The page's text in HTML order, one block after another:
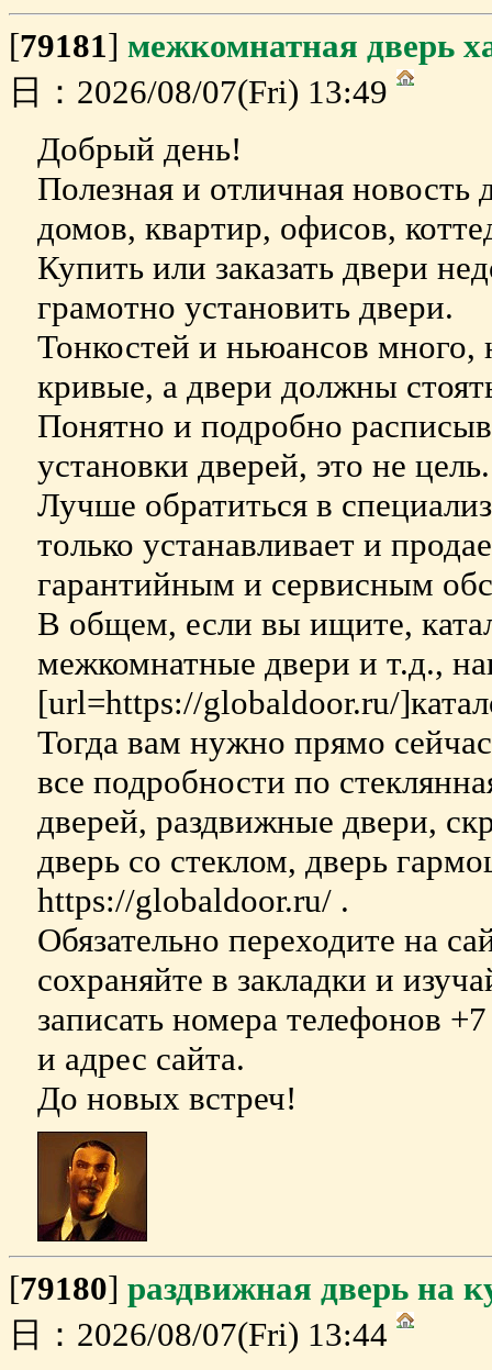
[79181] межкомнатная дверь
日：2026/08/07(Fri) 13:49
Добрый день!
Полезная и отличная новость
домов, квартир, офисов,
Купить или заказать двери
грамотно установить двери.
Тонкостей и ньюансов много,
кривые, а двери должны
Понятно и подробно
установки дверей, это не цель.
Лучше обратиться в
только устанавливает и
гарантийным и сервисным
В общем, если вы ищите,
межкомнатные двери и т.д.,
[url=https://globaldoor.ru/
Тогда вам нужно прямо
все подробности по
дверей, раздвижные двери,
дверь со стеклом, дверь
https://globaldoor.ru/ .
Обязательно переходите на
сохраняйте в закладки и
записать номера телефонов
и адрес сайта.
До новых встреч!
[79180] раздвижная дверь на
日：2026/08/07(Fri) 13:44